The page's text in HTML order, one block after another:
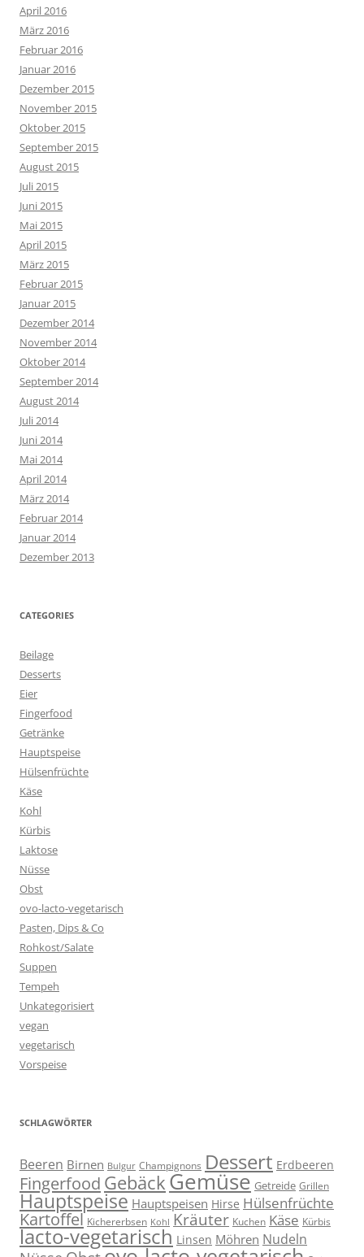
April 2016
März 2016
Februar 2016
Januar 2016
Dezember 2015
November 2015
Oktober 2015
September 2015
August 2015
Juli 2015
Juni 2015
Mai 2015
April 2015
März 2015
Februar 2015
Januar 2015
Dezember 2014
November 2014
Oktober 2014
September 2014
August 2014
Juli 2014
Juni 2014
Mai 2014
April 2014
März 2014
Februar 2014
Januar 2014
Dezember 2013
CATEGORIES
Beilage
Desserts
Eier
Fingerfood
Getränke
Hauptspeise
Hülsenfrüchte
Käse
Kohl
Kürbis
Laktose
Nüsse
Obst
ovo-lacto-vegetarisch
Pasten, Dips & Co
Rohkost/Salate
Suppen
Tempeh
Unkategorisiert
vegan
vegetarisch
Vorspeise
SCHLAGWÖRTER
Beeren Birnen Bulgur Champignons Dessert Erdbeeren
Fingerfood Gebäck Gemüse Getreide Grillen
Hauptspeise Hauptspeisen Hirse Hülsenfrüchte
Kartoffel Kichererbsen Kohl Kräuter Kuchen Käse Kürbis
lacto-vegetarisch Linsen Möhren Nudeln